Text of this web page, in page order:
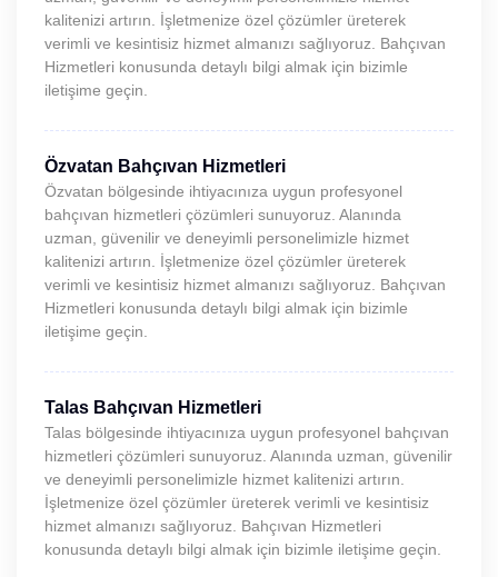
kalitenizi artırın. İşletmenize özel çözümler üreterek
verimli ve kesintisiz hizmet almanızı sağlıyoruz. Bahçıvan
Hizmetleri konusunda detaylı bilgi almak için bizimle
iletişime geçin.
Özvatan Bahçıvan Hizmetleri
Özvatan bölgesinde ihtiyacınıza uygun profesyonel
bahçıvan hizmetleri çözümleri sunuyoruz. Alanında
uzman, güvenilir ve deneyimli personelimizle hizmet
kalitenizi artırın. İşletmenize özel çözümler üreterek
verimli ve kesintisiz hizmet almanızı sağlıyoruz. Bahçıvan
Hizmetleri konusunda detaylı bilgi almak için bizimle
iletişime geçin.
Talas Bahçıvan Hizmetleri
Talas bölgesinde ihtiyacınıza uygun profesyonel bahçıvan
hizmetleri çözümleri sunuyoruz. Alanında uzman, güvenilir
ve deneyimli personelimizle hizmet kalitenizi artırın.
İşletmenize özel çözümler üreterek verimli ve kesintisiz
hizmet almanızı sağlıyoruz. Bahçıvan Hizmetleri
konusunda detaylı bilgi almak için bizimle iletişime geçin.